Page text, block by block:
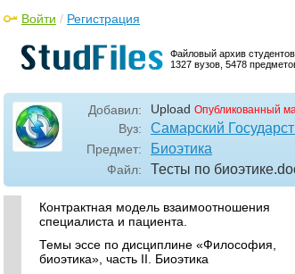
Файловый архив студентов.
1327 вузов, 5478
Войти / Регистрация
Добавил: Upload Опубликованный
Вуз: Самарский
Предмет: Биоэтика
Файл: Тесты по биоэтике
• Часть II. Биоэтика
Паспорт фонда оценочных средств по
дисциплине «Философия, биоэтика», часть
II. Биоэтика
• Темы рефератов по дисциплине
«Философия, биоэтика», часть II. Биоэтика
Нравственная основа профессиональной
деятельности в сфере здравоохранения.
Патернализм и антипатернализм в
здравоохранении.
Контрактная модель взаимоотношения
специалиста и пациента.
Темы эссе по дисциплине «Философия,
биоэтика», часть II. Биоэтика